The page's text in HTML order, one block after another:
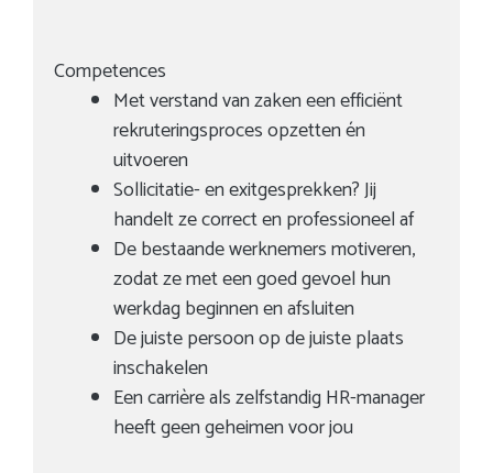
Competences
Met verstand van zaken een efficiënt
rekruteringsproces opzetten én
uitvoeren
Sollicitatie- en exitgesprekken? Jij
handelt ze correct en professioneel af
De bestaande werknemers motiveren,
zodat ze met een goed gevoel hun
werkdag beginnen en afsluiten
De juiste persoon op de juiste plaats
inschakelen
Een carrière als zelfstandig HR-manager
heeft geen geheimen voor jou